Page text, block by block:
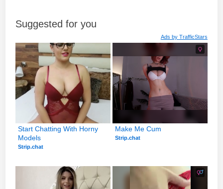
Suggested for you
Ads by TrafficStars
Start Chatting With Horny
Models
Strip.chat
Make Me Cum
Strip.chat